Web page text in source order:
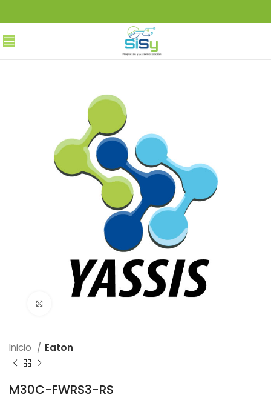
Inicio Eaton
M30C-FWRS3-RS